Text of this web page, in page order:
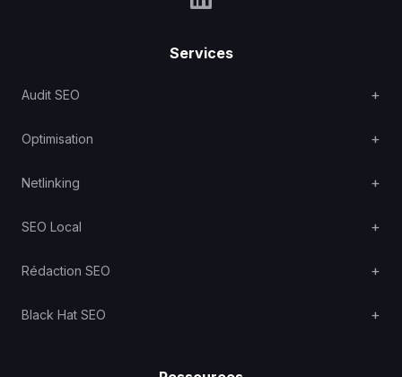
Services
Audit SEO
Optimisation
Netlinking
SEO Local
Rédaction SEO
Black Hat SEO